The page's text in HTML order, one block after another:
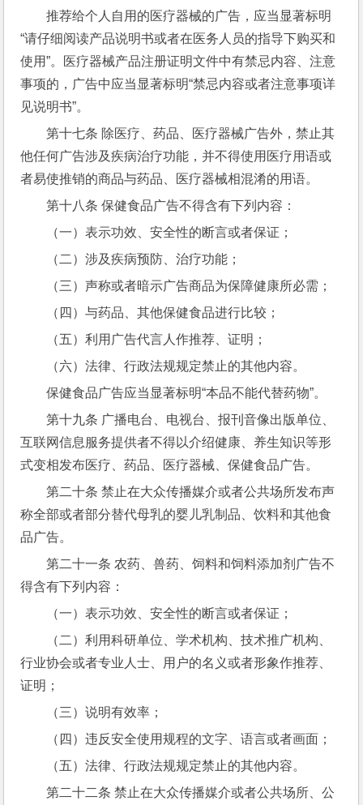
推荐给个人自用的医疗器械的广告，应当显著标明
“请仔细阅读产品说明书或者在医务人员的指导下购买和
使用”。医疗器械产品注册证明文件中有禁忌内容、注意
事项的，广告中应当显著标明“禁忌内容或者注意事项详
见说明书”。
第十七条 除医疗、药品、医疗器械广告外，禁止其
他任何广告涉及疾病治疗功能，并不得使用医疗用语或
者易使推销的商品与药品、医疗器械相混淆的用语。
第十八条 保健食品广告不得含有下列内容：
（一）表示功效、安全性的断言或者保证；
（二）涉及疾病预防、治疗功能；
（三）声称或者暗示广告商品为保障健康所必需；
（四）与药品、其他保健食品进行比较；
（五）利用广告代言人作推荐、证明；
（六）法律、行政法规规定禁止的其他内容。
保健食品广告应当显著标明“本品不能代替药物”。
第十九条 广播电台、电视台、报刊音像出版单位、
互联网信息服务提供者不得以介绍健康、养生知识等形
式变相发布医疗、药品、医疗器械、保健食品广告。
第二十条 禁止在大众传播媒介或者公共场所发布声
称全部或者部分替代母乳的婴儿乳制品、饮料和其他食
品广告。
第二十一条 农药、兽药、饲料和饲料添加剂广告不
得含有下列内容：
（一）表示功效、安全性的断言或者保证；
（二）利用科研单位、学术机构、技术推广机构、
行业协会或者专业人士、用户的名义或者形象作推荐、
证明；
（三）说明有效率；
（四）违反安全使用规程的文字、语言或者画面；
（五）法律、行政法规规定禁止的其他内容。
第二十二条 禁止在大众传播媒介或者公共场所、公